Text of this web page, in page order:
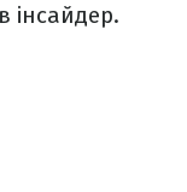
інсайдер.